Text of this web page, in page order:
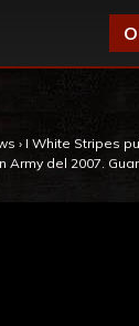
› I White Stripes
Army del 2007.